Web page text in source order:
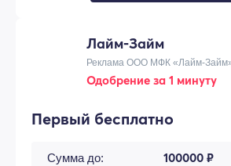
Лайм-Займ
Реклама ООО МФК «Лайм-
Одобрение за 1 минуту
Первый бесплатно
Сумма до: 100000 ₽